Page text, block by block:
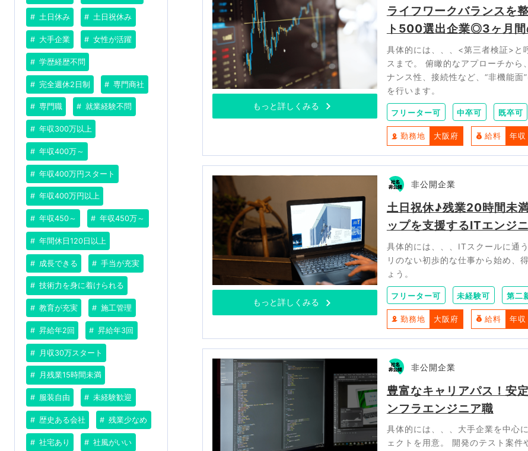
土日休み 土日祝休み
大手企業 女性が活躍
学歴経歴不問
完全週休2日制 専門商社
専門職 就業経験不問
年収300万以上
年収400万～
年収400万円スタート
年収400万円以上
年収450～ 年収450万～
年間休日120日以上
成長できる 手当が充実
技術力を身に着けられる
教育が充実 施工管理
昇給年2回 昇給年3回
月収30万スタート
月残業15時間未満
服装自由 未経験歓迎
歴史ある会社 残業少なめ
社宅あり 社風がいい
もっと詳しくみる
ライフワークバランスを
ト500選出企業◎3ヶ月間
具体的には、、、<第三者検証>と
スまで。 俯瞰的なアプローチから
ナンス性、接続性など、“非機能面
を行います。
フリーター可 中卒可 既卒可
勤務地 大阪府 給料 年
もっと詳しくみる
非公開企業
土日祝休♪残業20時間未
ップを支援するITエンジ
具体的には、、、ITスクールに通
リのない初歩的な仕事から始め、
ょう。
フリーター可 未経験可 第二
勤務地 大阪府 給料 年
非公開企業
豊富なキャリアパス！安
ンフラエンジニア職
具体的には、、、大手企業を中心
ェクトを用意。 開発のテスト案件